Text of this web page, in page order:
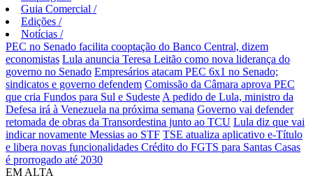
Guia Comercial /
Edições /
Notícias /
PEC no Senado facilita cooptação do Banco Central, dizem
economistas Lula anuncia Teresa Leitão como nova liderança do
governo no Senado Empresários atacam PEC 6x1 no Senado;
sindicatos e governo defendem Comissão da Câmara aprova PEC
que cria Fundos para Sul e Sudeste A pedido de Lula, ministro da
Defesa irá à Venezuela na próxima semana Governo vai defender
retomada de obras da Transordestina junto ao TCU Lula diz que vai
indicar novamente Messias ao STF TSE atualiza aplicativo e-Título
e libera novas funcionalidades Crédito do FGTS para Santas Casas
é prorrogado até 2030
EM ALTA